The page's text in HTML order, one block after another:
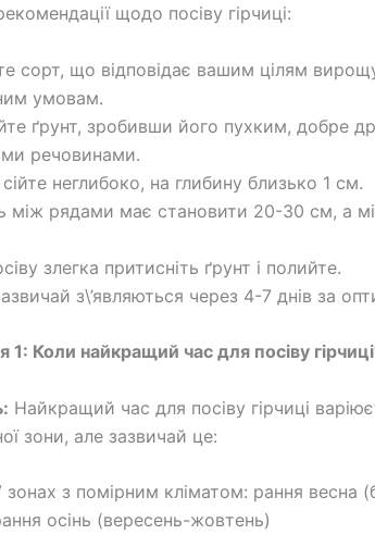
щодо посіву гірчиці:
сорт, що відповідає вашим цілям
умовам.
ґрунт, зробивши його пухким, добре
речовинами.
неглибоко, на глибину близько 1 см.
між рядами має становити 20-30 см, а
злегка притисніть ґрунт і полийте.
з\’являються через 4-7 днів за
1: Коли найкращий час для посіву
Найкращий час для посіву гірчиці
зони, але зазвичай це:
зонах з помірним кліматом: рання весна
осінь (вересень-жовтень)